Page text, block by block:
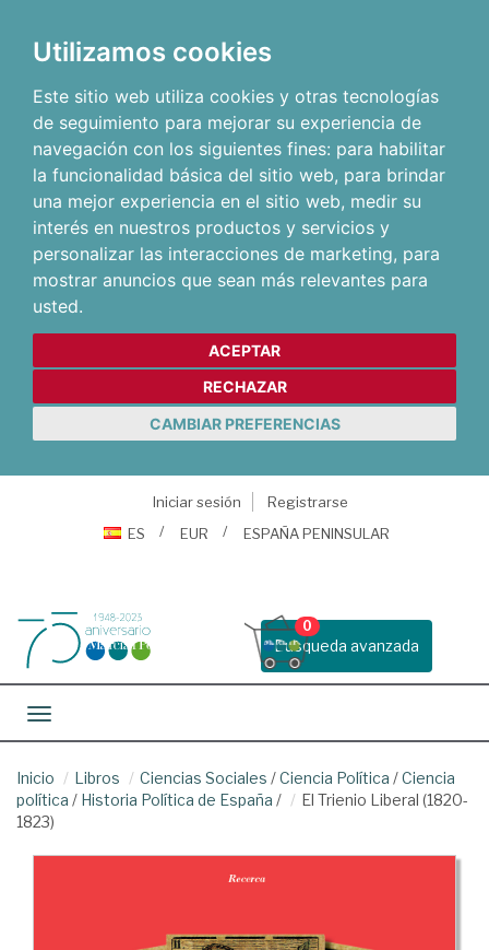
Utilizamos cookies
Este sitio web utiliza cookies y otras tecnologías
de seguimiento para mejorar su experiencia de
navegación con los siguientes fines: para habilitar
la funcionalidad básica del sitio web, para brindar
una mejor experiencia en el sitio web, medir su
interés en nuestros productos y servicios y
personalizar las interacciones de marketing, para
mostrar anuncios que sean más relevantes para
usted.
ACEPTAR
RECHAZAR
CAMBIAR PREFERENCIAS
Iniciar sesión
Registrarse
ES
EUR ESPAÑA PENINSULAR
Busqueda avanzada
0
Toggle navigation
Inicio Libros Ciencias Sociales /Ciencia Política /Ciencia
política / Historia Política de España /
El Trienio Liberal (1820-
1823)